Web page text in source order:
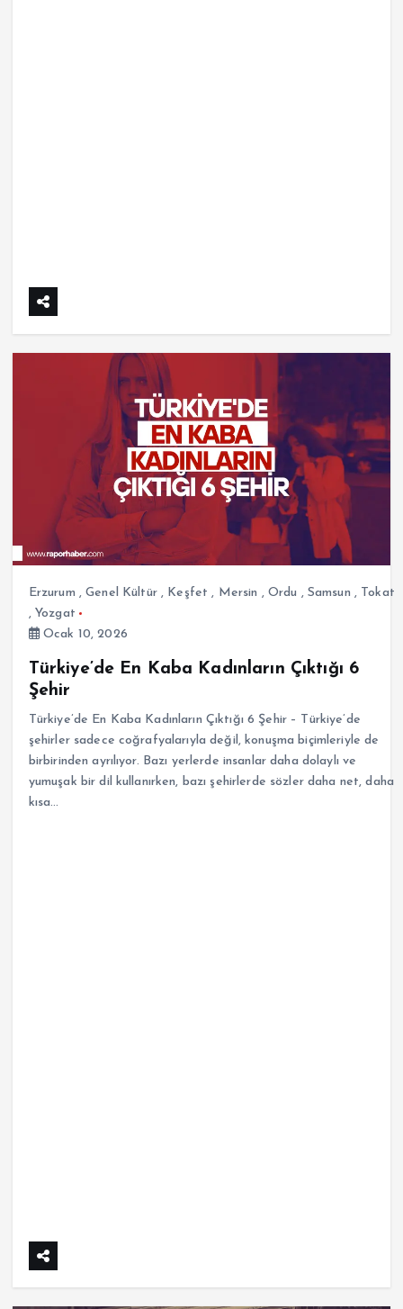
Erzurum ,Genel Kültür, Keşfet , Mersin , Ordu , Samsun , Tokat
, Yozgat
Ocak 10, 2026
Türkiye’de En Kaba Kadınların Çıktığı 6
Şehir
Türkiye’de En Kaba Kadınların Çıktığı 6 Şehir – Türkiye’de
şehirler sadece coğrafyalarıyla değil, konuşma biçimleriyle de
birbirinden ayrılıyor. Bazı yerlerde insanlar daha dolaylı ve
yumuşak bir dil kullanırken, bazı şehirlerde sözler daha net, daha
kısa…